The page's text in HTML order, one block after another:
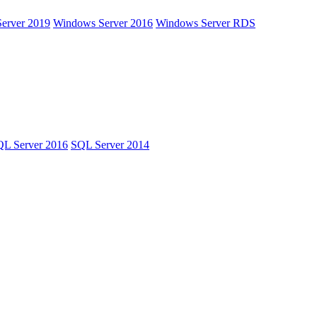
2019 Windows Server 2016 Windows Server RDS
Server 2016 SQL Server 2014